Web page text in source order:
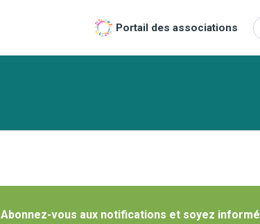
Portail des associations
Abonnez-vous aux notifications et soyez informé